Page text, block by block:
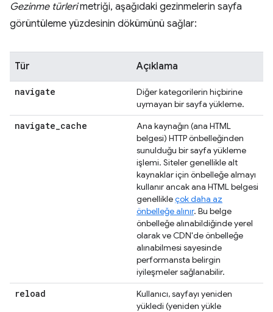
Gezinme türlerimetriği, aşağıdaki gezinmelerin sayfa
görüntüleme yüzdesinin dökümünü sağlar:
Tür Açıklama
navigate
Diğer kategorilerin hiçbirine
uymayan bir sayfa yükleme.
navigate_cache
Ana kaynağın (ana HTML
belgesi) HTTP önbelleğinden
sunulduğu bir sayfa yükleme
işlemi. Siteler genellikle alt
kaynaklar için önbelleğe almayı
kullanır ancak ana HTML belgesi
genellikleçok daha az
önbelleğe alınır. Bu belge
önbelleğe alınabildiğinde yerel
olarak ve CDN'de önbelleğe
alınabilmesi sayesinde
performansta belirgin
iyileşmeler sağlanabilir.
reload
Kullanıcı, sayfayı yeniden
yükledi (yeniden yükle